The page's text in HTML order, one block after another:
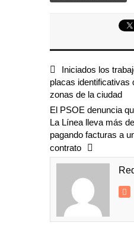
Iniciados los
placas identificativas
zonas de la ciudad
El PSOE denuncia
La Línea lleva más
pagando facturas a
contrato